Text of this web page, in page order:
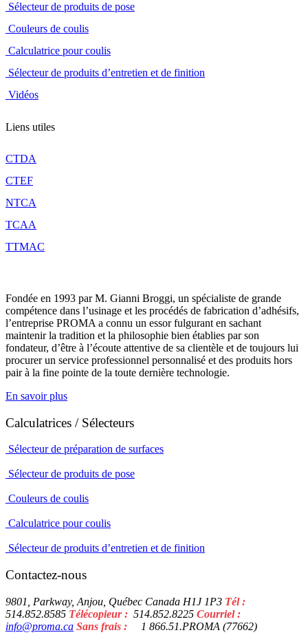
Sélecteur de produits de pose
Couleurs de coulis
Calculatrice pour coulis
Sélecteur de produits d’entretien et de finition
Vidéos
Liens utiles
CTDA
CTEF
NTCA
TCAA
TTMAC
Fondée en 1993 par M. Gianni Broggi, un spécialiste de grande
compétence dans l’usinage et les procédés de fabrication d’adhésifs,
l’entreprise PROMA a connu un essor fulgurant en sachant
maintenir la tradition et la philosophie bien établies par son
fondateur, d’être à l’écoute attentive de sa clientèle et de toujours lui
procurer un service professionnel personnalisé et des produits hors
pair à la fine pointe de la toute dernière technologie.
En savoir plus
Calculatrices / Sélecteurs
Sélecteur de préparation de surfaces
Sélecteur de produits de pose
Couleurs de coulis
Calculatrice pour coulis
Sélecteur de produits d’entretien et de finition
Contactez-nous
9801, Parkway, Anjou, Québec Canada H1J 1P3 Tél :
514.852.8585 Télécopieur : 514.852.8225 Courriel :
info@proma.ca Sans frais : 1 866.51.PROMA (77662)